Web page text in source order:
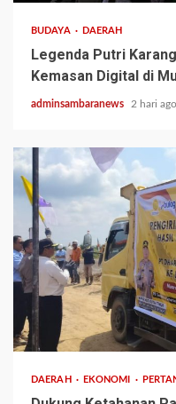
BUDAYA DAERAH
Legenda Putri
Kemasan Digital di
adminsambaranews 2 hari ago
1 min read
DAERAH EKONOMI